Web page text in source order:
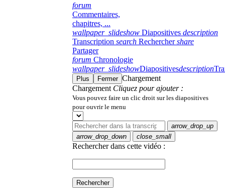
forum
Commentaires,
chapitres, ...
wallpaper_slideshow Diapositives description
Transcription search Rechercher share
Partager
forum Chronologie
wallpaper_slideshowDiapositivesdescription
Plus Fermer Chargement
Chargement Cliquez pour ajouter :
Vous pouvez faire un clic droit sur les diapositives
pour ouvrir le menu
arrow_drop_up
arrow_drop_down
close_small
Rechercher dans cette vidéo :
Rechercher